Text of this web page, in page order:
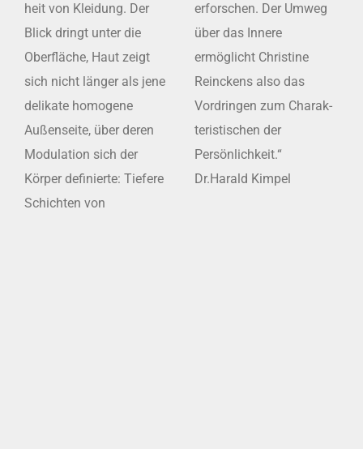
heit von Kleidung. Der
Blick dringt unter die
Oberfläche, Haut zeigt
sich nicht länger als jene
delikate homo­gene
Außenseite, über deren
Modul­ation sich der
Körper definierte: Tiefere
Schichten von
erforschen. Der Umweg
über das Innere
ermöglicht Christine
Reinckens also das
Vordringen zum Charak­
teristischen der
Persönlichkeit.“
Dr.Harald Kimpel